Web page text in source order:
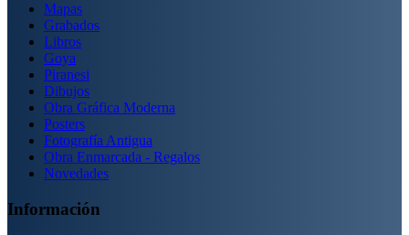
Mapas
Grabados
Libros
Goya
Piranesi
Dibujos
Obra Gráfica Moderna
Posters
Fotografía Antigua
Obra Enmarcada - Regalos
Novedades
Información